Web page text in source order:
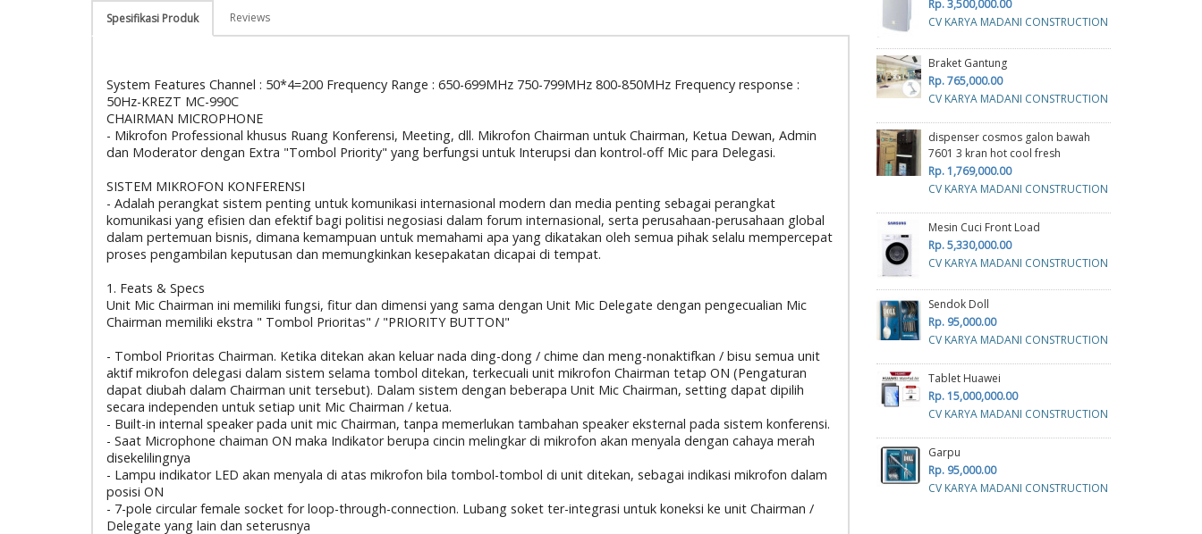
Spesifikasi Produk Reviews
System Features Channel : 50*4=200 Frequency Range : 650-699MHz 750-799MHz 800-850MHz Frequency response :
50Hz-KREZT MC-990C
CHAIRMAN MICROPHONE
- Mikrofon Professional khusus Ruang Konferensi, Meeting, dll. Mikrofon Chairman untuk Chairman, Ketua Dewan, Admin
dan Moderator dengan Extra "Tombol Priority" yang berfungsi untuk Interupsi dan kontrol-off Mic para Delegasi.
SISTEM MIKROFON KONFERENSI
- Adalah perangkat sistem penting untuk komunikasi internasional modern dan media penting sebagai perangkat
komunikasi yang efisien dan efektif bagi politisi negosiasi dalam forum internasional, serta perusahaan-perusahaan global
dalam pertemuan bisnis, dimana kemampuan untuk memahami apa yang dikatakan oleh semua pihak selalu mempercepat
proses pengambilan keputusan dan memungkinkan kesepakatan dicapai di tempat.
1. Feats & Specs
Unit Mic Chairman ini memiliki fungsi, fitur dan dimensi yang sama dengan Unit Mic Delegate dengan pengecualian Mic
Chairman memiliki ekstra " Tombol Prioritas" / "PRIORITY BUTTON"
- Tombol Prioritas Chairman. Ketika ditekan akan keluar nada ding-dong / chime dan meng-nonaktifkan / bisu semua unit
aktif mikrofon delegasi dalam sistem selama tombol ditekan, terkecuali unit mikrofon Chairman tetap ON (Pengaturan
dapat diubah dalam Chairman unit tersebut). Dalam sistem dengan beberapa Unit Mic Chairman, setting dapat dipilih
secara independen untuk setiap unit Mic Chairman / ketua.
- Built-in internal speaker pada unit mic Chairman, tanpa memerlukan tambahan speaker eksternal pada sistem konferensi.
- Saat Microphone chaiman ON maka Indikator berupa cincin melingkar di mikrofon akan menyala dengan cahaya merah
disekelilingnya
- Lampu indikator LED akan menyala di atas mikrofon bila tombol-tombol di unit ditekan, sebagai indikasi mikrofon dalam
posisi ON
- 7-pole circular female socket for loop-through-connection. Lubang soket ter-integrasi untuk koneksi ke unit Chairman /
Delegate yang lain dan seterusnya
Rp. 3,500,000.00
CV KARYA MADANI CONSTRUCTION
Braket Gantung
Rp. 765,000.00
CV KARYA MADANI CONSTRUCTION
dispenser cosmos galon bawah
7601 3 kran hot cool fresh
Rp. 1,769,000.00
CV KARYA MADANI CONSTRUCTION
Mesin Cuci Front Load
Rp. 5,330,000.00
CV KARYA MADANI CONSTRUCTION
Sendok Doll
Rp. 95,000.00
CV KARYA MADANI CONSTRUCTION
Tablet Huawei
Rp. 15,000,000.00
CV KARYA MADANI CONSTRUCTION
Garpu
Rp. 95,000.00
CV KARYA MADANI CONSTRUCTION